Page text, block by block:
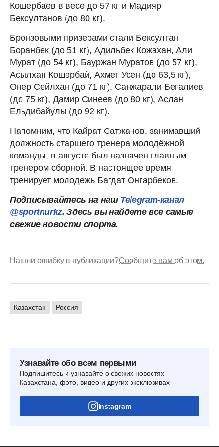
Кошербаев в весе до 57 кг и Мадияр
Бексултанов (до 80 кг).
Бронзовыми призерами стали Бексултан
Боранбек (до 51 кг), Адильбек Кожахан, Али
Мурат (до 54 кг), Бауржан Муратов (до 57 кг),
Асылхан Кошербай, Ахмет Усен (до 63,5 кг),
Онер Сейлхан (до 71 кг), Санжарали Бегалиев
(до 75 кг), Дамир Синеев (до 80 кг), Аслан
Ельдибайулы (до 92 кг).
Напомним, что Кайрат Сатжанов, занимавший
должность старшего тренера молодёжной
команды, в августе был назначен главным
тренером сборной. В настоящее время
тренирует молодежь Багдат Онгарбеков.
Подписывайтесь на наш Telegram-канал
@sportnurkz. Здесь вы найдете все самые
свежие новости спорта.
Нашли ошибку в публикации?Сообщите нам об этом.
Казахстан Россия
Узнавайте обо всем первыми
Подпишитесь и узнавайте о свежих новостях
Казахстана, фото, видео и других эксклюзивах
Instagram